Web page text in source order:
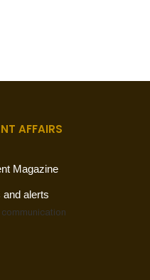
AFFAIRS
Magazine
and alerts
communication